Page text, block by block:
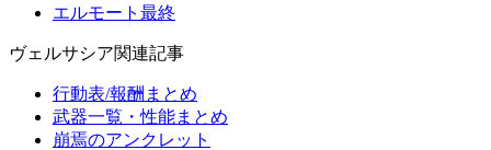
エルモート最終
ヴェルサシア関連記事
行動表/報酬まとめ
武器一覧・性能まとめ
崩焉のアンクレット